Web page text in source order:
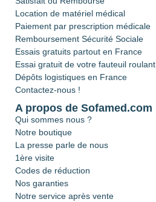
Location de matériel médical
Paiement par prescription médicale
Remboursement Sécurité Sociale
Essais gratuits partout en France
Essai gratuit de votre fauteuil roulant
Dépôts logistiques en France
Contactez-nous !
A propos de Sofamed.com
Qui sommes nous ?
Notre boutique
La presse parle de nous
1ère visite
Codes de réduction
Nos garanties
Notre service après vente